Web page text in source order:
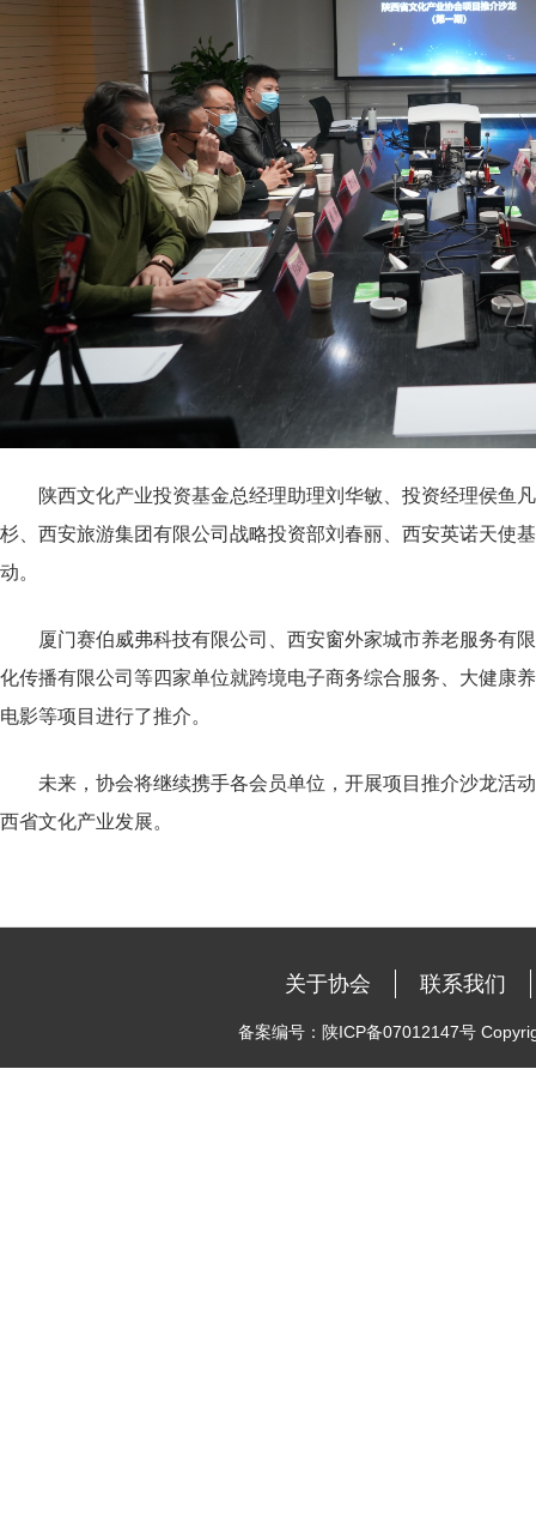
陕西文化产业投资基金总经理助理刘华敏、投资经理侯鱼
杉、西安旅游集团有限公司战略投资部刘春丽、西安英诺天使
动。
厦门赛伯威弗科技有限公司、西安窗外家城市养老服务有
化传播有限公司等四家单位就跨境电子商务综合服务、大健康
电影等项目进行了推介。
未来，协会将继续携手各会员单位，开展项目推介沙龙活
西省文化产业发展。
关于协会 联系我们
备案编号：陕ICP备07012147号